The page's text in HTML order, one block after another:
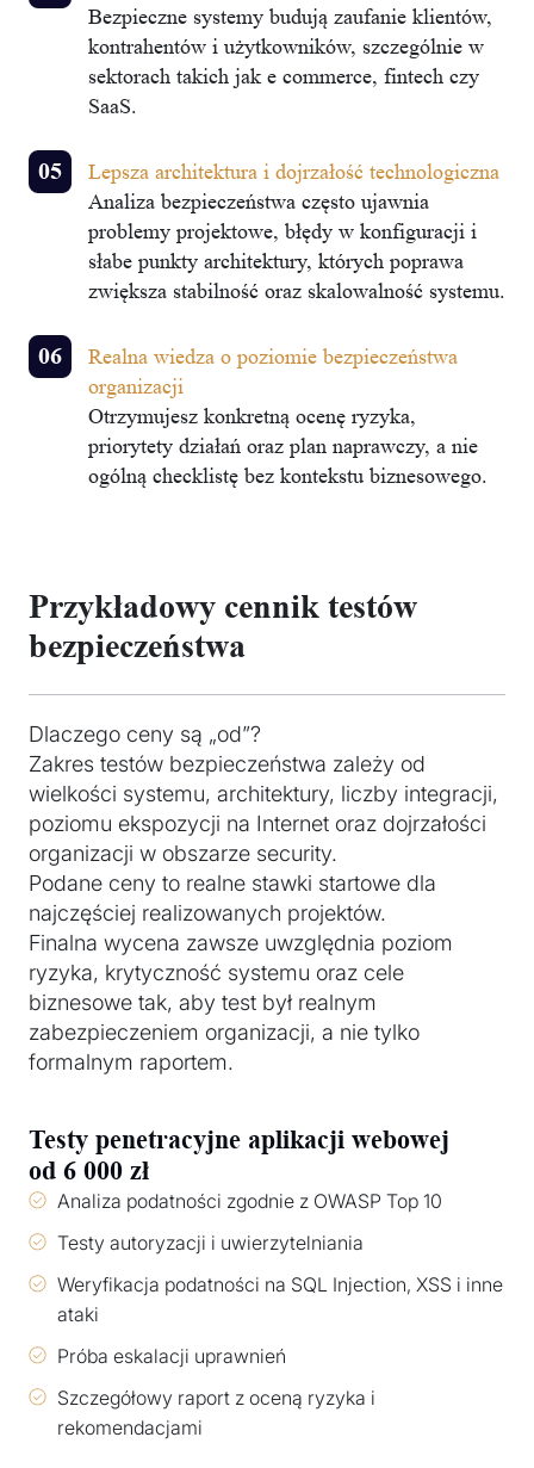
Bezpieczne systemy budują zaufanie klientów,
kontrahentów i użytkowników, szczególnie w
sektorach takich jak e commerce, fintech czy
SaaS.
Lepsza architektura i dojrzałość technologiczna
Analiza bezpieczeństwa często ujawnia
problemy projektowe, błędy w konfiguracji i
słabe punkty architektury, których poprawa
zwiększa stabilność oraz skalowalność systemu.
Realna wiedza o poziomie bezpieczeństwa
organizacji
Otrzymujesz konkretną ocenę ryzyka,
priorytety działań oraz plan naprawczy, a nie
ogólną checklistę bez kontekstu biznesowego.
Przykładowy cennik testów
bezpieczeństwa
Dlaczego ceny są „od”?
Zakres testów bezpieczeństwa zależy od
wielkości systemu, architektury, liczby integracji,
poziomu ekspozycji na Internet oraz dojrzałości
organizacji w obszarze security.
Podane ceny to realne stawki startowe dla
najczęściej realizowanych projektów.
Finalna wycena zawsze uwzględnia poziom
ryzyka, krytyczność systemu oraz cele
biznesowe tak, aby test był realnym
zabezpieczeniem organizacji, a nie tylko
formalnym raportem.
Testy penetracyjne aplikacji webowej
od 6 000 zł
Analiza podatności zgodnie z OWASP Top 10
Testy autoryzacji i uwierzytelniania
Weryfikacja podatności na SQL Injection, XSS i inne
ataki
Próba eskalacji uprawnień
Szczegółowy raport z oceną ryzyka i
rekomendacjami